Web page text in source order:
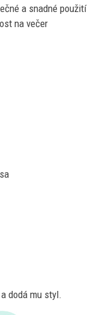
a snadné použití
na večer
a dodá mu styl.